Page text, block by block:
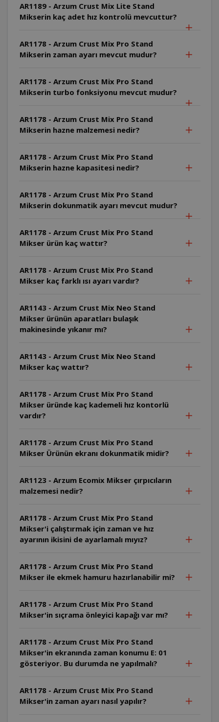
AR1189 - Arzum Crust Mix Lite Stand
Mikserin kaç adet hız kontrolü mevcuttur?
AR1178 - Arzum Crust Mix Pro Stand
Mikserin zaman ayarı mevcut mudur?
AR1178 - Arzum Crust Mix Pro Stand
Mikserin turbo fonksiyonu mevcut mudur?
AR1178 - Arzum Crust Mix Pro Stand
Mikserin hazne malzemesi nedir?
AR1178 - Arzum Crust Mix Pro Stand
Mikserin hazne kapasitesi nedir?
AR1178 - Arzum Crust Mix Pro Stand
Mikserin dokunmatik ayarı mevcut mudur?
AR1178 - Arzum Crust Mix Pro Stand
Mikser ürün kaç wattır?
AR1178 - Arzum Crust Mix Pro Stand
Mikser kaç farklı ısı ayarı vardır?
AR1143 - Arzum Crust Mix Neo Stand
Mikser ürünün aparatları bulaşık
makinesinde yıkanır mı?
AR1143 - Arzum Crust Mix Neo Stand
Mikser kaç wattır?
AR1178 - Arzum Crust Mix Pro Stand
Mikser üründe kaç kademeli hız kontorlü
vardır?
AR1178 - Arzum Crust Mix Pro Stand
Mikser Ürünün ekranı dokunmatik midir?
AR1123 - Arzum Ecomix Mikser çırpıcıların
malzemesi nedir?
AR1178 - Arzum Crust Mix Pro Stand
Mikser'i çalıştırmak için zaman ve hız
ayarının ikisini de ayarlamalı mıyız?
AR1178 - Arzum Crust Mix Pro Stand
Mikser ile ekmek hamuru hazırlanabilir mi?
AR1178 - Arzum Crust Mix Pro Stand
Mikser'in sıçrama önleyici kapağı var mı?
AR1178 - Arzum Crust Mix Pro Stand
Mikser'in ekranında zaman konumu E: 01
gösteriyor. Bu durumda ne yapılmalı?
AR1178 - Arzum Crust Mix Pro Stand
Mikser'in zaman ayarı nasıl yapılır?